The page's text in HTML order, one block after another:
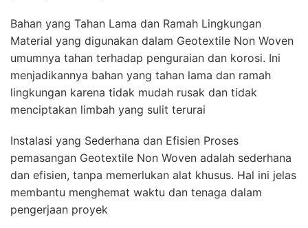
Bahan yang Tahan Lama dan Ramah Lingkungan
Material yang digunakan dalam Geotextile Non Woven
umumnya tahan terhadap penguraian dan korosi. Ini
menjadikannya bahan yang tahan lama dan ramah
lingkungan karena tidak mudah rusak dan tidak
menciptakan limbah yang sulit terurai
Instalasi yang Sederhana dan Efisien Proses
pemasangan Geotextile Non Woven adalah sederhana
dan efisien, tanpa memerlukan alat khusus. Hal ini jelas
membantu menghemat waktu dan tenaga dalam
pengerjaan proyek